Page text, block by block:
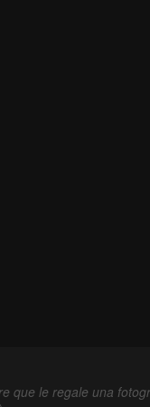
que le regale una